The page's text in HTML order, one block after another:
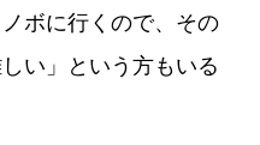
ボに行くので、その
い」という方もいる